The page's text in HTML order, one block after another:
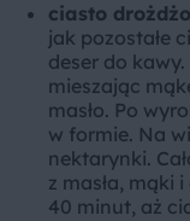
ciasto
jak pozostałe
deser do
mieszając
masło. Po
w formie. Na
nektarynki.
z masła, mąki
40 minut, aż